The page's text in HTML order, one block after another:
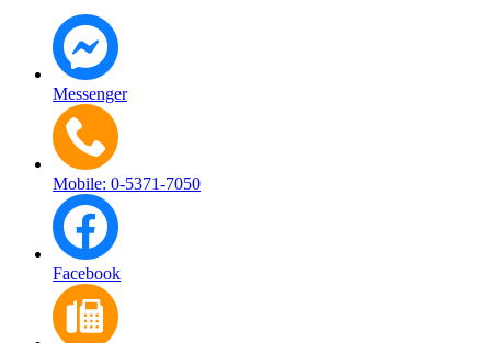
Messenger
Mobile: 0-5371-7050
Facebook